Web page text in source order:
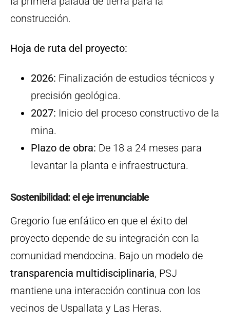
construcción.
Hoja de ruta del proyecto:
2026: Finalización de estudios técnicos y
precisión geológica.
2027: Inicio del proceso constructivo de la
mina.
Plazo de obra: De 18 a 24 meses para
levantar la planta e infraestructura.
Sostenibilidad: el eje irrenunciable
Gregorio fue enfático en que el éxito del
proyecto depende de su integración con la
comunidad mendocina. Bajo un modelo de
transparencia multidisciplinaria, PSJ
mantiene una interacción continua con los
vecinos de Uspallata y Las Heras.